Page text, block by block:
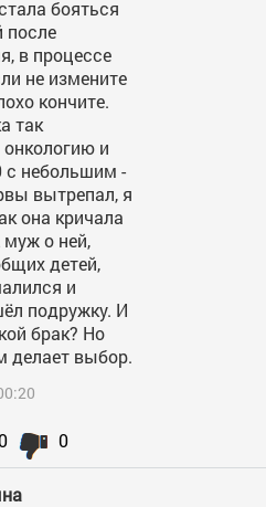
бояться
после
в процессе
не измените
кончите.
так
и
с небольшим -
вытрепал, я
она кричала
о ней,
детей,
и
подружку. И
брак? Но
делает выбор.
0